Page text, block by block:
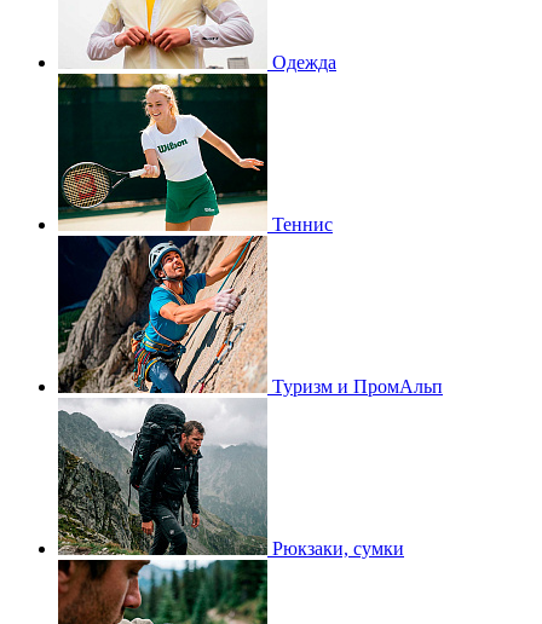
Одежда
Теннис
Туризм и ПромАльп
Рюкзаки, сумки